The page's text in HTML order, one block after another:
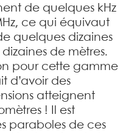
de quelques kHz
ce qui équivaut
quelques dizaines
de mètres.
pour cette gamme
d’avoir des
atteignent
! Il est
paraboles de ces